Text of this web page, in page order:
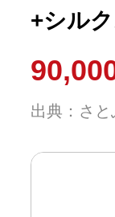
+シル
出典：さと